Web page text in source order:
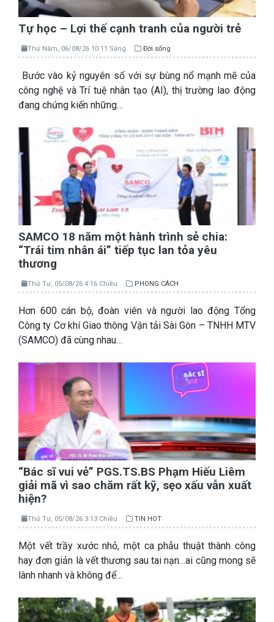
Tự học – Lợi thế cạnh tranh của người trẻ
Thứ Năm, 06/08/26 10:11 Sáng Đời sống
Bước vào kỷ nguyên số với sự bùng nổ mạnh mẽ của
công nghệ và Trí tuệ nhân tạo (AI), thị trường lao động
đang chứng kiến những…
SAMCO 18 năm một hành trình sẻ chia:
“Trái tim nhân ái” tiếp tục lan tỏa yêu
thương
Thứ Tư, 05/08/26 4:16 Chiều PHONG CÁCH
Hơn 600 cán bộ, đoàn viên và người lao động Tổng
Công ty Cơ khí Giao thông Vận tải Sài Gòn – TNHH MTV
(SAMCO) đã cùng nhau…
“Bác sĩ vui vẻ” PGS.TS.BS Phạm Hiếu Liêm
giải mã vì sao chăm rất kỹ, sẹo xấu vẫn xuất
hiện?
Thứ Tư, 05/08/26 3:13 Chiều TIN HOT
Một vết trầy xước nhỏ, một ca phẫu thuật thành công
hay đơn giản là vết thương sau tai nạn…ai cũng mong sẽ
lành nhanh và không để…